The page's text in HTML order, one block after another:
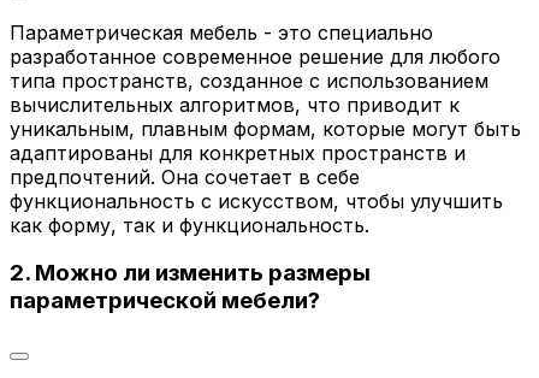
Параметрическая мебель - это специально
разработанное современное решение для любого
типа пространств, созданное с использованием
вычислительных алгоритмов, что приводит к
уникальным, плавным формам, которые могут быть
адаптированы для конкретных пространств и
предпочтений. Она сочетает в себе
функциональность с искусством, чтобы улучшить
как форму, так и функциональность.
2. Можно ли изменить размеры
параметрической мебели?